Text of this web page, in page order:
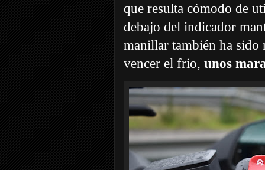
que resulta cómodo de
debajo del indicador
manillar también ha
vencer el frio, unos